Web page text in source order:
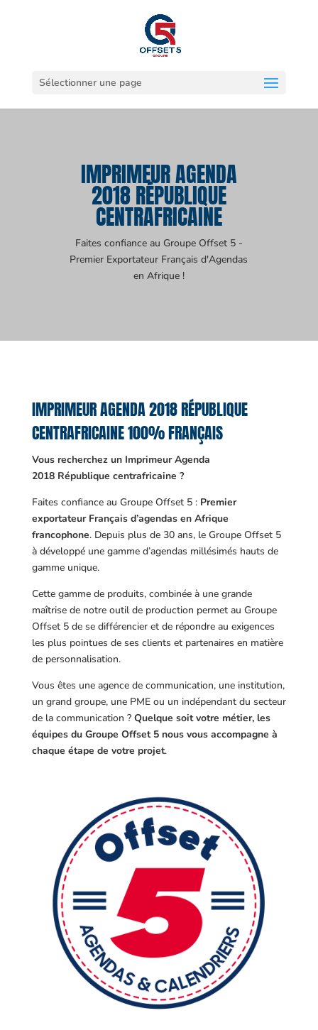
Sélectionner une page
IMPRIMEUR AGENDA
2018 RÉPUBLIQUE
CENTRAFRICAINE
Faites confiance au Groupe Offset 5 -
Premier Exportateur Français d'Agendas
en Afrique !
IMPRIMEUR AGENDA 2018 RÉPUBLIQUE
CENTRAFRICAINE 100% FRANÇAIS
Vous recherchez un Imprimeur Agenda
2018 République centrafricaine ?
Faites confiance au Groupe Offset 5 : Premier
exportateur Français d’agendas en Afrique
francophone. Depuis plus de 30 ans, le Groupe Offset 5
à développé une gamme d’agendas millésimés hauts de
gamme unique.
Cette gamme de produits, combinée à une grande
maîtrise de notre outil de production permet au Groupe
Offset 5 de se différencier et de répondre au exigences
les plus pointues de ses clients et partenaires en matière
de personnalisation.
Vous êtes une agence de communication, une institution,
un grand groupe, une PME ou un indépendant du secteur
de la communication ? Quelque soit votre métier, les
équipes du Groupe Offset 5 nous vous accompagne à
chaque étape de votre projet.